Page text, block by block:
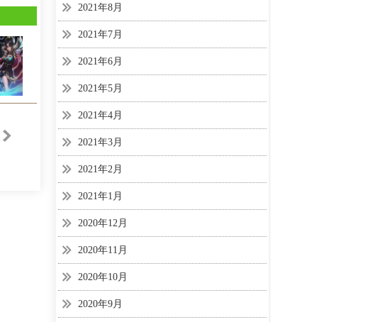
2021年8月
2021年7月
2021年6月
2021年5月
2021年4月
2021年3月
2021年2月
2021年1月
2020年12月
2020年11月
2020年10月
2020年9月